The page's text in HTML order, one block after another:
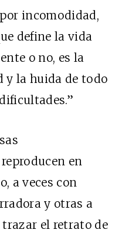
incomodidad,
define la vida
o no, es la
y la huida de todo
en
a veces con
y otras a
trazar el retrato de